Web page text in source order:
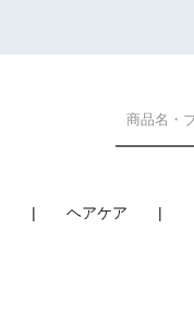
ヘアケア